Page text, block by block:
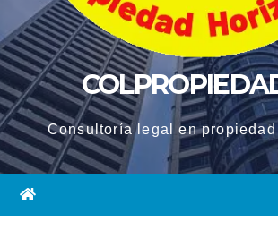
Consultoría legal en